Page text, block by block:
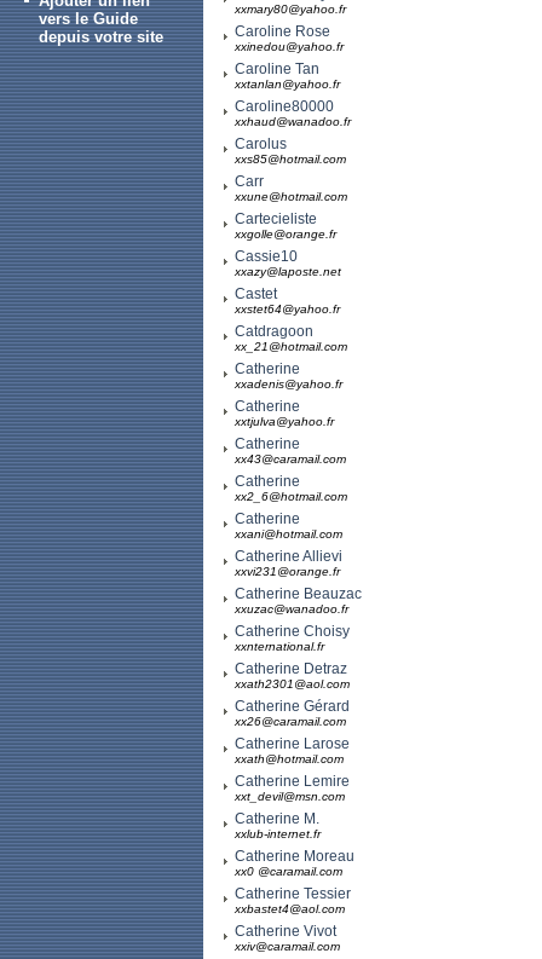
vers le Guide
depuis votre site
xxmary80@yahoo.fr
Caroline Rose
xxinedou@yahoo.fr
Caroline Tan
xxtanlan@yahoo.fr
Caroline80000
xxhaud@wanadoo.fr
Carolus
xxs85@hotmail.com
Carr
xxune@hotmail.com
Cartecieliste
xxgolle@orange.fr
Cassie10
xxazy@laposte.net
Castet
xxstet64@yahoo.fr
Catdragoon
xx_21@hotmail.com
Catherine
xxadenis@yahoo.fr
Catherine
xxtjulva@yahoo.fr
Catherine
xx43@caramail.com
Catherine
xx2_6@hotmail.com
Catherine
xxani@hotmail.com
Catherine Allievi
xxvi231@orange.fr
Catherine Beauzac
xxuzac@wanadoo.fr
Catherine Choisy
xxnternational.fr
Catherine Detraz
xxath2301@aol.com
Catherine Gérard
xx26@caramail.com
Catherine Larose
xxath@hotmail.com
Catherine Lemire
xxt_devil@msn.com
Catherine M.
xxlub-internet.fr
Catherine Moreau
xx0 @caramail.com
Catherine Tessier
xxbastet4@aol.com
Catherine Vivot
xxiv@caramail.com